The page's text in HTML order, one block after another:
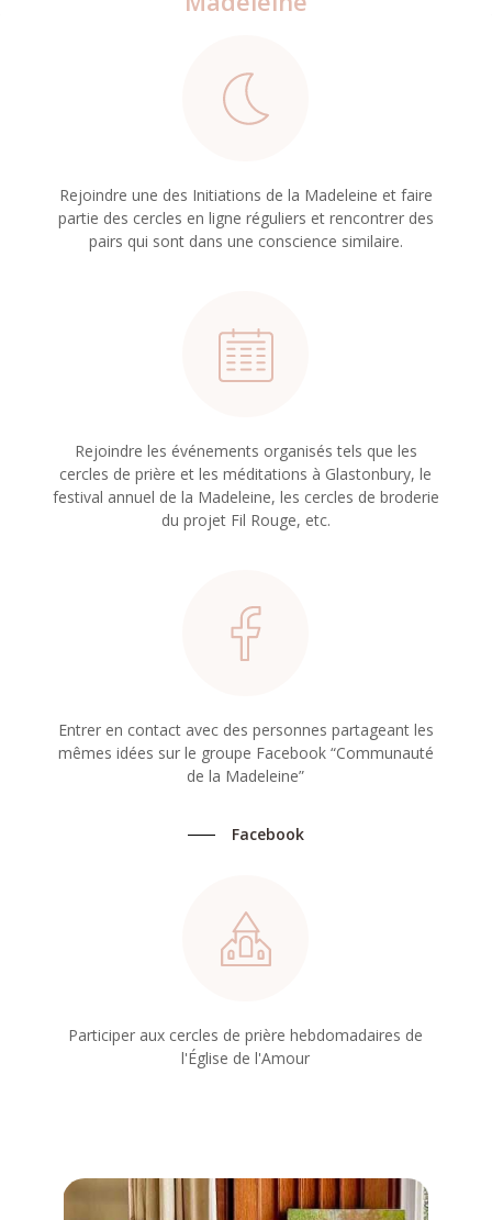
Rejoindre une des Initiations de la Madeleine et faire
partie des cercles en ligne réguliers et rencontrer des
pairs qui sont dans une conscience similaire.
Rejoindre les événements organisés tels que les
cercles de prière et les méditations à Glastonbury, le
festival annuel de la Madeleine, les cercles de broderie
du projet Fil Rouge, etc.
Entrer en contact avec des personnes partageant les
mêmes idées sur le groupe Facebook “Communauté
de la Madeleine”
Facebook
Participer aux cercles de prière hebdomadaires de
l'Église de l'Amour